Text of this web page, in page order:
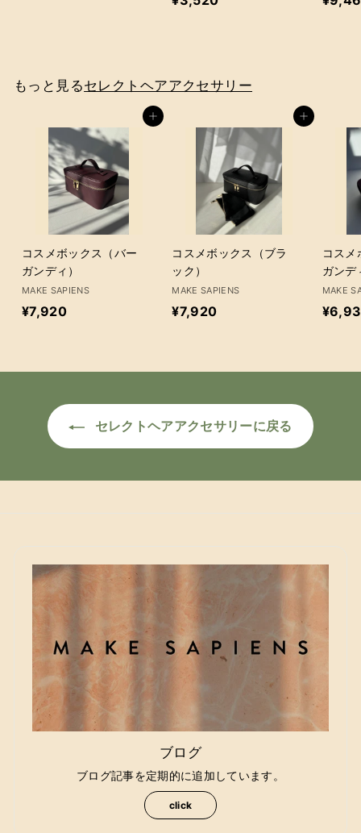
0
2
もっと見るセレクトヘアアクセサリー
カートに追加
コスメボックス（バー
ガンディ）
MAKE SAPIENS
¥7,920¥
9
カートに追加
コスメボックス（ブラ
ック）
MAKE SAPIENS
¥7,920¥
9
コスメ
ガンデ
MAKE
セレクトヘアアクセサリーに戻る
ブログ
ブログ記事を定期的に追加しています。
click